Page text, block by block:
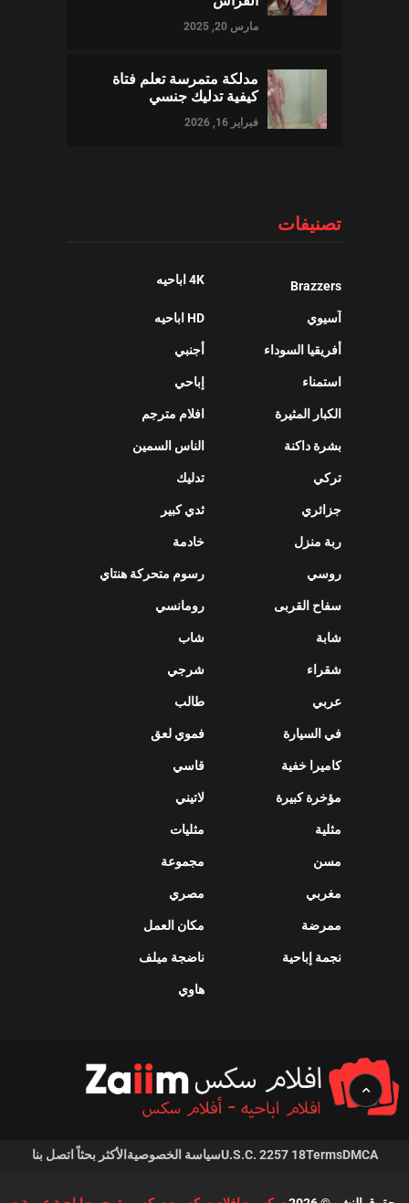
مارس 20, 2025
مدلكة متمرسة تعلم فتاة
كيفية تدليك جنسي
فبراير 16, 2026
تصنيفات
4K اباحيه Brazzers
HD اباحيه آسيوي
أجنبي أفريقيا السوداء
إباحي استمناء
افلام مترجم الكبار المثيرة
الناس السمين بشرة داكنة
تدليك تركي
ثدي كبير جزائري
خادمة ربة منزل
رسوم متحركة هنتاي روسي
رومانسي سفاح القربى
شاب شابة
شرجي شقراء
طالب عربي
فموي لعق في السيارة
قاسي كاميرا خفية
لاتيني مؤخرة كبيرة
مثليات مثلية
مجموعة مسن
مصري مغربي
مكان العمل ممرضة
ناضجة ميلف نجمة إباحية
هاوي
DMCA
Terms
18 U.S.C. 2257 سياسة الخصوصية الأكثر بحثاً اتصل بنا